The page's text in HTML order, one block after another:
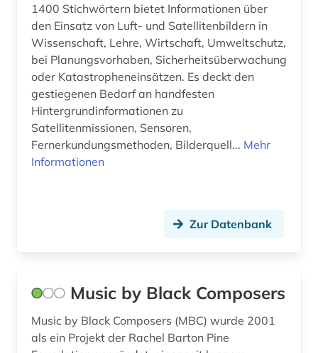
geschichte <1150 (1)
gesundheitsmarkt (1)
hermeneutik (1)
hirnforschung (1)
ikonographie (1)
indien (1)
1400 Stichwörtern bietet Informationen über
den Einsatz von Luft- und Satellitenbildern in
Wissenschaft, Lehre, Wirtschaft, Umweltschutz,
bei Planungsvorhaben, Sicherheitsüberwachung
oder Katastropheneinsätzen. Es deckt den
gestiegenen Bedarf an handfesten
Hintergrundinformationen zu
Satellitenmissionen, Sensoren,
Fernerkundungsmethoden, Bilderquell... Mehr
Informationen
Zur Datenbank
Music by Black Composers
Music by Black Composers (MBC) wurde 2001
als ein Projekt der Rachel Barton Pine